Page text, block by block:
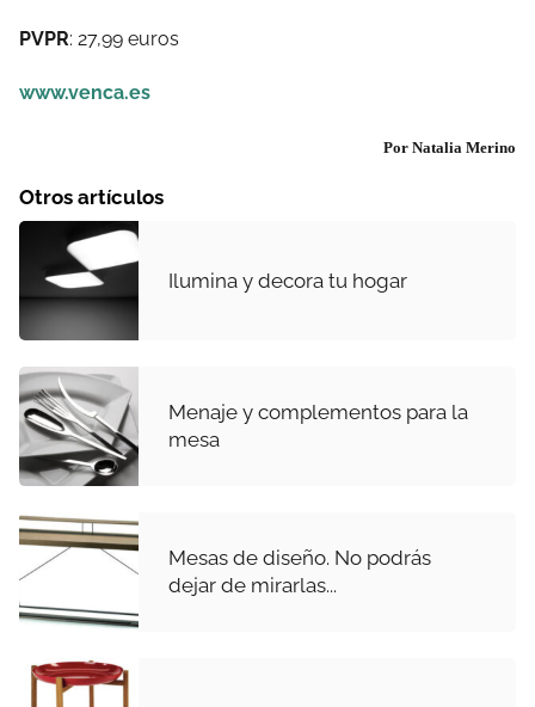
PVPR: 27,99 euros
www.venca.es
Por Natalia Merino
Otros artículos
Ilumina y decora tu hogar
Menaje y complementos para la
mesa
Mesas de diseño. No podrás
dejar de mirarlas...